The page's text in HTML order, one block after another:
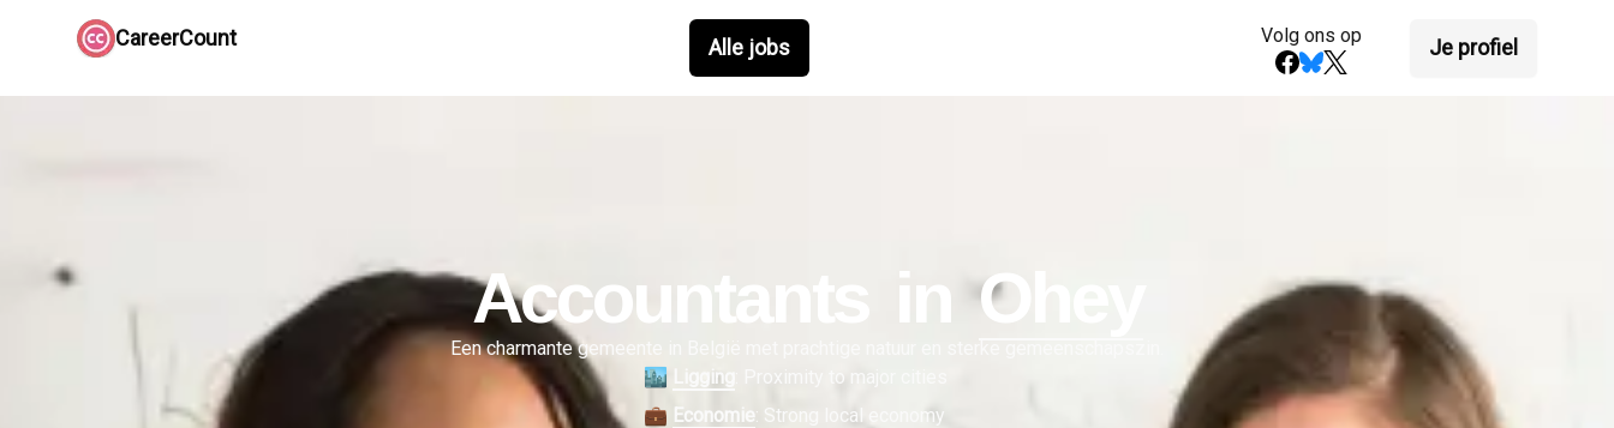
CareerCount Alle jobs Volg ons op Je profiel
Accountant s in Ohey
Een charmante gemeente in België met prachtige natuur en sterke gemeenschapszin.
🏙️
Ligging
Proximity to major cities
💼 Economie: Strong local economy